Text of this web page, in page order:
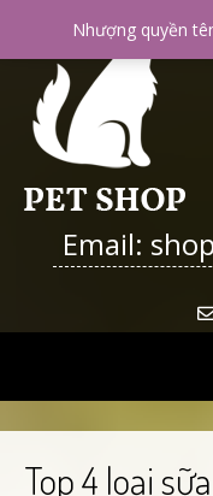
content
Email:
Top 4 loại
Nhượng quyền